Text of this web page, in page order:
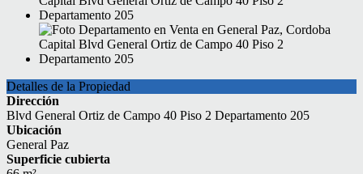
Detalles de la Propiedad
Dirección
Blvd General Ortiz de Campo 40 Piso 2 Departamento 205
Ubicación
General Paz
Superficie cubierta